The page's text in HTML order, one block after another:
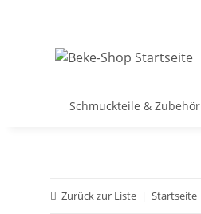
Schmuckteile & Zubehör
Zurück zur Liste Startseite